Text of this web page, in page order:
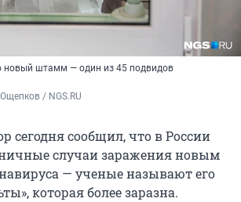
новый штамм — один из 45 подвидов
/ NGS.RU
сегодня сообщил, что в России
случаи заражения новым
— ученые называют его
которая более заразна.